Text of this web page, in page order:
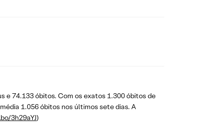
e 74.133 óbitos. Com os exatos 1.300 óbitos de
1.056 óbitos nos últimos sete dias. A
3h29aYJ)